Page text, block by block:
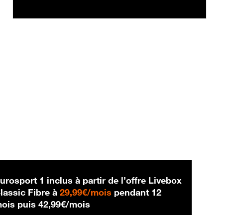
1 inclus à partir de l’offre Livebox
Fibre à29,99€/mois 29,99 € par mois
pendant 12
puis42,99€/mois